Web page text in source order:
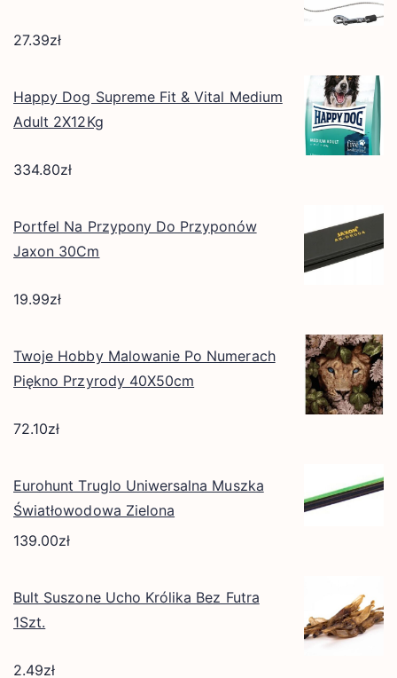
27.39zł
Happy Dog Supreme Fit & Vital Medium
Adult 2X12Kg
334.80zł
Portfel Na Przypony Do Przyponów
Jaxon 30Cm
19.99zł
Twoje Hobby Malowanie Po Numerach
Piękno Przyrody 40X50cm
72.10zł
Eurohunt Truglo Uniwersalna Muszka
Światłowodowa Zielona
139.00zł
Bult Suszone Ucho Królika Bez Futra
1Szt.
2.49zł